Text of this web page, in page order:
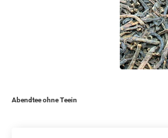
Teemischungen
Abendtee ohne Teein